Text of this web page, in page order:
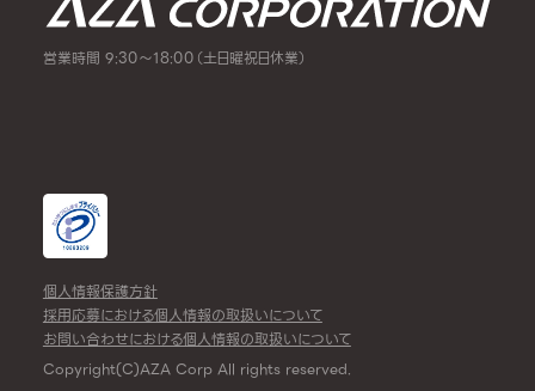
営業時間 9:30～18:00（土日曜祝日休業）
個人情報保護方針
採用応募における個人情報の取扱いについて
お問い合わせにおける個人情報の取扱いについて
Copyright(C)AZA Corp All rights reserved.